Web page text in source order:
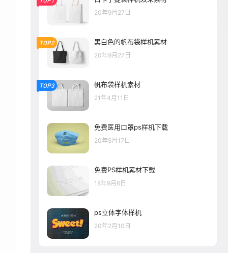
20年9月27日
TOP2 黑白色的帆布袋样机素材
20年9月27日
TOP3 帆布袋样机素材
21年4月11日
免费医用口罩ps样机下载
20年5月17日
免费PS样机素材下载
18年9月6日
ps立体字体样机
20年2月10日